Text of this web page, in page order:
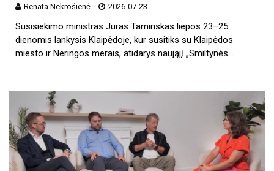
Renata Nekrošienė 2026-07-23
Susisiekimo ministras Juras Taminskas liepos 23–25
dienomis lankysis Klaipėdoje, kur susitiks su Klaipėdos
miesto ir Neringos merais, atidarys naująjį „Smiltynės…